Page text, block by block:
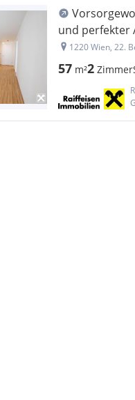
und perfekter
Neubau-
1220 Wien, 22.
57 m²2 Zimmer